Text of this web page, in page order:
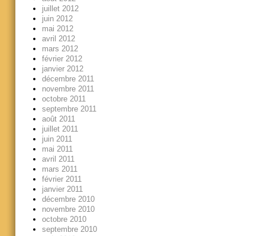
juillet 2012
juin 2012
mai 2012
avril 2012
mars 2012
février 2012
janvier 2012
décembre 2011
novembre 2011
octobre 2011
septembre 2011
août 2011
juillet 2011
juin 2011
mai 2011
avril 2011
mars 2011
février 2011
janvier 2011
décembre 2010
novembre 2010
octobre 2010
septembre 2010